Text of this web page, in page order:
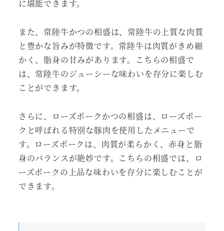
に堪能できます。
また、常陸牛かつの相盛は、常陸牛の上質な肉質
と豊かな旨みが特徴です。常陸牛は肉質がきめ細
かく、脂身の甘みがあります。こちらの相盛で
は、常陸牛のジューシーな味わいを存分に楽しむ
ことができます。
さらに、ローズポークかつの相盛は、ローズポー
クと呼ばれる特別な豚肉を使用したメニューで
す。ローズポークは、肉質が柔らかく、赤身と脂
身のバランスが絶妙です。こちらの相盛では、ロ
ーズポークの上品な味わいを存分に楽しむことが
できます。